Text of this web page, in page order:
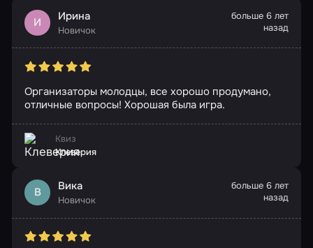
И Ирина
Новичок
больше 6 лет
назад
Организаторы молодцы, все хорошо продумано,
отличные вопросы! Хорошая была игра.
Квиз
Клеверия
В Вика
Новичок
больше 6 лет
назад